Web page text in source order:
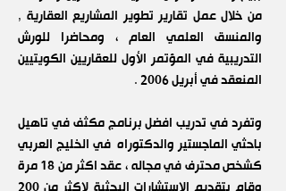
من خلال عمل تقارير تطوير المشاريع العقارية ,
والمنسق العلمي العام ، ومحاضرا للورش
التدريبية في المؤتمر الأول للعقاريين الكويتيين
المنعقد في أبريل 2006 .
وتفرد في تدريب افضل برنامج مكثف في تاهيل
باحثي الماجستير والدكتوراه في الخليج العربي
كشخص محترف في مجاله ، عقد اكثر من 18 مرة